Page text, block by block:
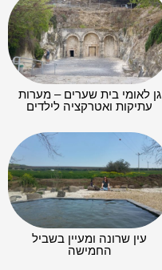
גן לאומי בית שערים – מערות
עתיקות ואטרקציה לילדים
עין שרונה ומעיין בשביל
החמישה